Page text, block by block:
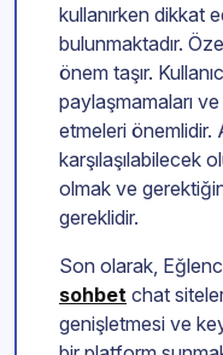
kullanırken dikkat
bulunmaktadır.
önem taşır.
paylaşmamaları
etmeleri önemlidir.
karşılaşılabilecek
olmak ve
gereklidir.
Son olarak,
sohbet chat
genişletmesi ve